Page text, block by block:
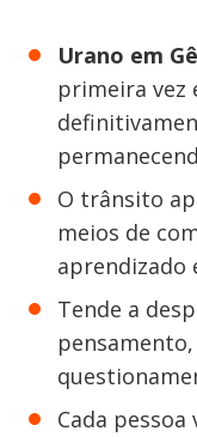
Urano em
primeira vez
O trânsito
meios de
aprendizado
Tende a
Cada